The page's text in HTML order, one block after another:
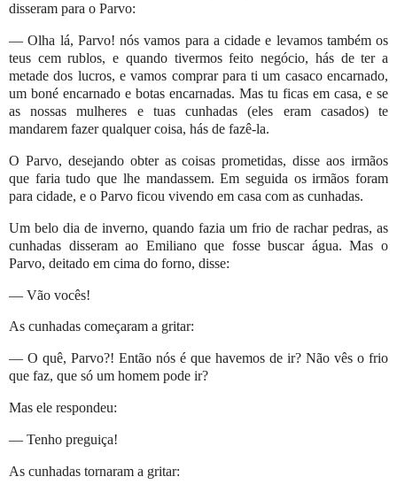
disseram para o Parvo:
— Olha lá, Parvo! nós vamos para a cidade e levamos também os
teus cem rublos, e quando tivermos feito negócio, hás de ter a
metade dos lucros, e vamos comprar para ti um casaco encarnado,
um boné encarnado e botas encarnadas. Mas tu ficas em casa, e se
as nossas mulheres e tuas cunhadas (eles eram casados) te
mandarem fazer qualquer coisa, hás de fazê-la.
O Parvo, desejando obter as coisas prometidas, disse aos irmãos
que faria tudo que lhe mandassem. Em seguida os irmãos foram
para cidade, e o Parvo ficou vivendo em casa com as cunhadas.
Um belo dia de inverno, quando fazia um frio de rachar pedras, as
cunhadas disseram ao Emiliano que fosse buscar água. Mas o
Parvo, deitado em cima do forno, disse:
— Vão vocês!
As cunhadas começaram a gritar:
— O quê, Parvo?! Então nós é que havemos de ir? Não vês o frio
que faz, que só um homem pode ir?
Mas ele respondeu:
— Tenho preguiça!
As cunhadas tornaram a gritar: